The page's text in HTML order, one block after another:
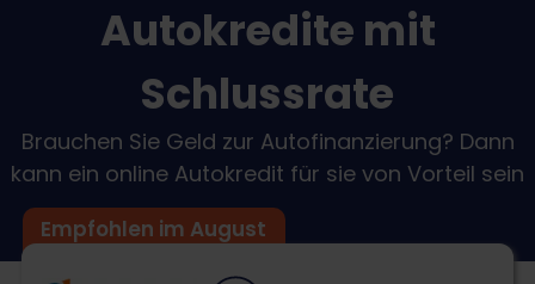
Autokredite mit
Schlussrate
Brauchen Sie Geld zur Autofinanzierung? Dann
kann ein online Autokredit für sie von Vorteil sein
Empfohlen im August